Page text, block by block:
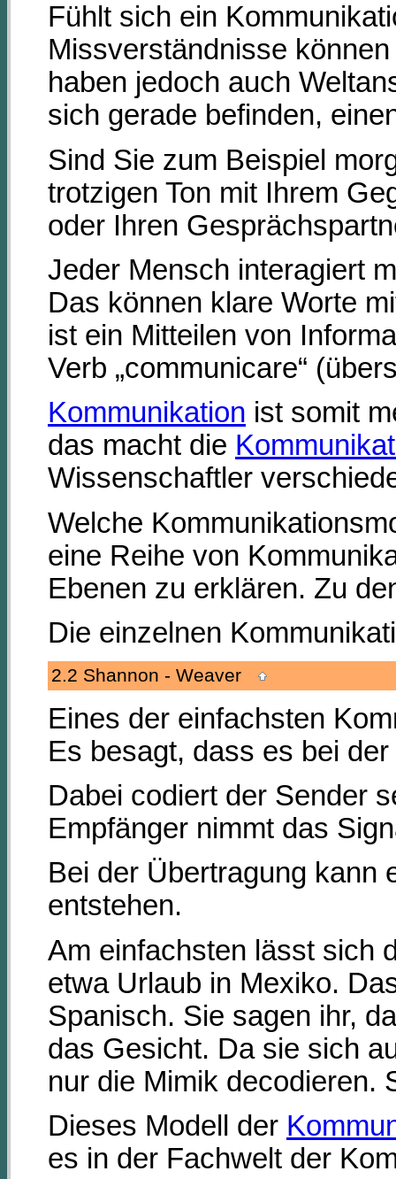
Fühlt sich ein
Missverständnisse
haben jedoch auch
sich gerade befinden,
Sind Sie zum Beispiel
trotzigen Ton mit Ihrem
oder Ihren
Jeder Mensch interagiert
Das können klare Worte
ist ein Mitteilen von
Verb „communicare“
Kommunikation ist somit
das macht die
Wissenschaftler
Welche
eine Reihe von
Ebenen zu erklären. Zu
Die einzelnen
2.2 Shannon - Weaver
Eines der einfachsten
Es besagt, dass es bei der
Dabei codiert der Sender
Empfänger nimmt das
Bei der Übertragung kann
entstehen.
Am einfachsten lässt sich
etwa Urlaub in Mexiko.
Spanisch. Sie sagen ihr,
das Gesicht. Da sie sich
nur die Mimik decodieren.
Dieses Modell der
es in der Fachwelt der